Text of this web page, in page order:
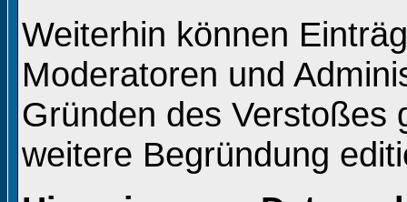
Weiterhin können
Moderatoren und
Gründen des Verstoßes
weitere Begründung